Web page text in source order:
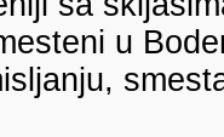
u